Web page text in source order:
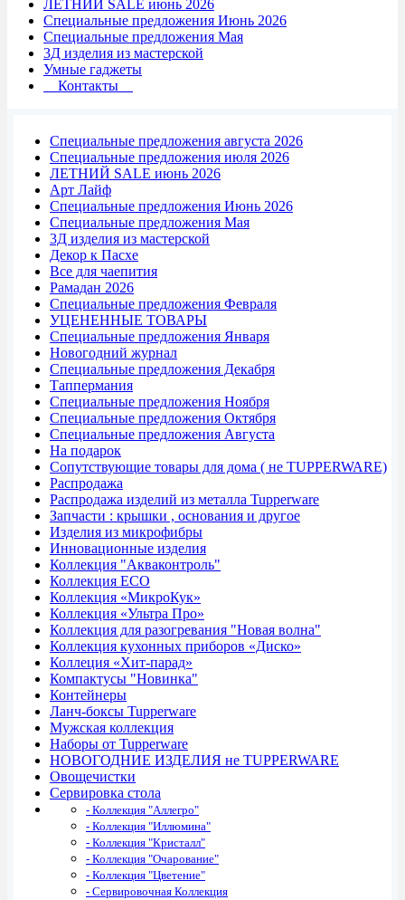
ЛЕТНИЙ SALE июнь 2026
Специальные предложения Июнь 2026
Специальные предложения Мая
3Д изделия из мастерской
Умные гаджеты
Контакты
Специальные предложения августа 2026
Специальные предложения июля 2026
ЛЕТНИЙ SALE июнь 2026
Арт Лайф
Специальные предложения Июнь 2026
Специальные предложения Мая
3Д изделия из мастерской
Декор к Пасхе
Все для чаепития
Рамадан 2026
Специальные предложения Февраля
УЦЕНЕННЫЕ ТОВАРЫ
Специальные предложения Января
Новогодний журнал
Специальные предложения Декабря
Таппермания
Специальные предложения Ноября
Специальные предложения Октября
Специальные предложения Августа
На подарок
Сопутствующие товары для дома ( не TUPPERWARE)
Распродажа
Распродажа изделий из металла Tupperware
Запчасти : крышки , основания и другое
Изделия из микрофибры
Инновационные изделия
Коллекция "Акваконтроль"
Коллекция ECO
Коллекция «МикроКук»
Коллекция «Ультра Про»
Коллекция для разогревания "Новая волна"
Коллекция кухонных приборов «Диско»
Коллеция «Хит-парад»
Компактусы "Новинка"
Контейнеры
Ланч-боксы Tupperware
Мужская коллекция
Наборы от Tupperware
НОВОГОДНИЕ ИЗДЕЛИЯ не TUPPERWARE
Овощечистки
Сервировка стола
- Коллекция "Аллегро"
- Коллекция "Иллюмина"
- Коллекция "Кристалл"
- Коллекция "Очарование"
- Коллекция "Цветение"
- Сервировочная Коллекция